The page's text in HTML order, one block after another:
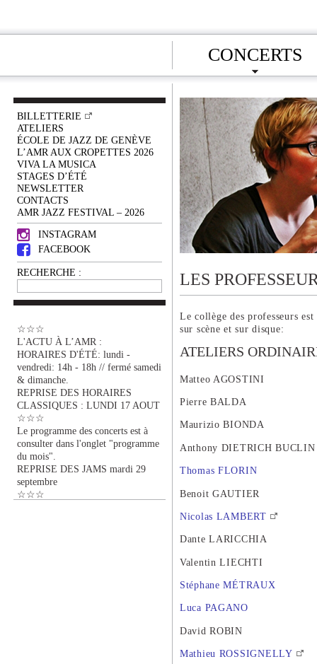
CONCERTS
BILLETTERIE
ATELIERS
ÉCOLE DE JAZZ DE GENÈVE
L’AMR AUX CROPETTES 2026
VIVA LA MUSICA
STAGES D’ÉTÉ
NEWSLETTER
CONTACTS
AMR JAZZ FESTIVAL – 2026
INSTAGRAM
FACEBOOK
RECHERCHE :
☆☆☆
L'ACTU À L’AMR :
HORAIRES D'ÉTÉ: lundi -
vendredi: 14h - 18h // fermé samedi
& dimanche.
REPRISE DES HORAIRES
CLASSIQUES : LUNDI 17 AOUT
☆☆☆
Le programme des concerts est à
consulter dans l'onglet "programme
du mois".
REPRISE DES JAMS mardi 29
septembre
☆☆☆
LES
Le collège des professeurs
sur scène et sur disque:
ATELIERS
Matteo AGOSTINI
Pierre BALDA
Maurizio BIONDA
Anthony DIETRICH BUCLIN
Thomas FLORIN
Benoit GAUTIER
Nicolas LAMBERT
Dante LARICCHIA
Valentin LIECHTI
Stéphane MÉTRAUX
Luca PAGANO
David ROBIN
Mathieu ROSSIGNELLY